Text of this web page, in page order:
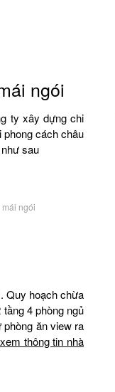
ngói
ty xây dựng chi
phong cách châu
sau
ngói
Quy hoạch chừa
4 phòng ngủ
ăn view ra
xem thông tin nhà